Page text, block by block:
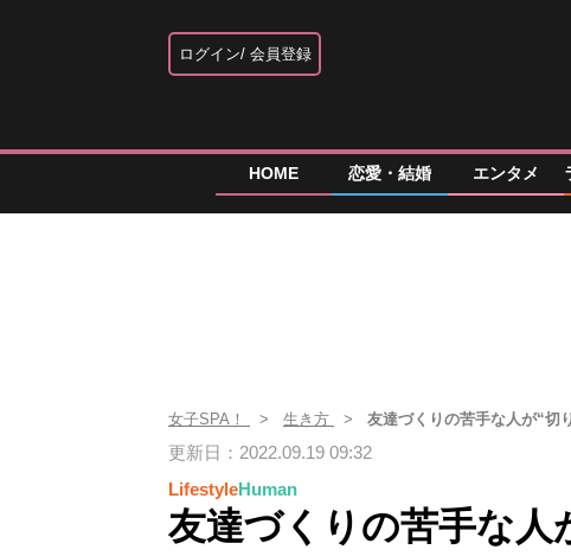
ログイン 会員登録
HOME 恋愛・結婚 エンタメ
女子SPA！ 生き方 友達づくりの苦手な人が“切
更新日：2022.09.19 09:32
LifestyleHuman
友達づくりの苦手な人